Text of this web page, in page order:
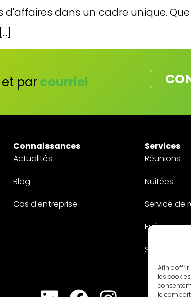
Afin
les
le
dans un cadre unique.
et parcourriel
Connaissances
Actualités
Blog
Cas d'entreprise
Services
Réunions
Nuitées
Service de
Sur mesure